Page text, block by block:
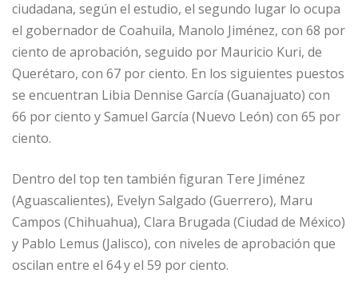
ciudadana, según el estudio, el segundo lugar lo ocupa
el gobernador de Coahuila, Manolo Jiménez, con 68 por
ciento de aprobación, seguido por Mauricio Kuri, de
Querétaro, con 67 por ciento. En los siguientes puestos
se encuentran Libia Dennise García (Guanajuato) con
66 por ciento y Samuel García (Nuevo León) con 65 por
ciento.
Dentro del top ten también figuran Tere Jiménez
(Aguascalientes), Evelyn Salgado (Guerrero), Maru
Campos (Chihuahua), Clara Brugada (Ciudad de México)
y Pablo Lemus (Jalisco), con niveles de aprobación que
oscilan entre el 64 y el 59 por ciento.